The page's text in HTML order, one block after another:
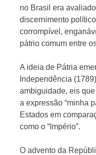
no Brasil era
discernimento
corrompível,
pátrio comum entre
A ideia de Pátria
Independência
ambiguidade, eis
a expressão “minha
Estados em
como o “Império”.
O ad­vento da